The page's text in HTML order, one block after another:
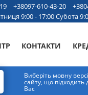
+38097-610-43-20
9:00 - 17:00 Субота
КОНТАКТИ
Виберіть мовну
сайту, що підходить
Вас